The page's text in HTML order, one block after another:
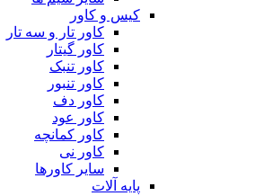
کیس و کاور
کاور تار و سه تار
کاور گیتار
کاور تنبک
کاور تنبور
کاور دف
کاور عود
کاور کمانچه
کاور نی
سایر کاورها
پایه آلات